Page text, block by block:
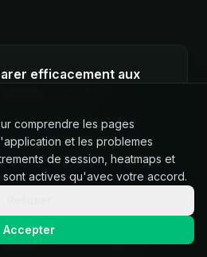
efficacement aux
l'entraînement sur des
connues et la
des jurys. Voir nos
tests à réussir ?
comprendre les pages
et les problemes
de session, heatmaps et
actives qu'avec votre accord.
Accepter